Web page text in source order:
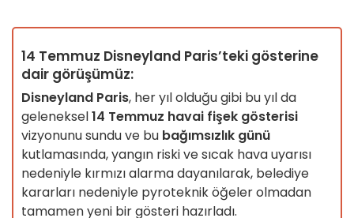
14 Temmuz Disneyland Paris’teki gösterine
dair görüşümüz:
Disneyland Paris, her yıl olduğu gibi bu yıl da
geleneksel14 Temmuz havai fişek gösterisi
vizyonunu sundu ve bu bağımsızlık günü
kutlamasında, yangın riski ve sıcak hava uyarısı
nedeniyle kırmızı alarma dayanılarak, belediye
kararları nedeniyle pyroteknik öğeler olmadan
tamamen yeni bir gösteri hazırladı.